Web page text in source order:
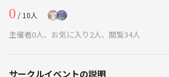
0 / 10人
主催者0人、お気に入り2人、閲覧34人
サークルイベントの説明